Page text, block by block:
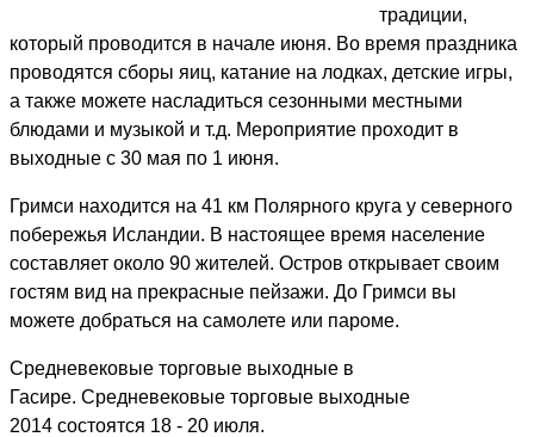
традиции,
который проводится в начале июня. Во время праздника
проводятся сборы яиц, катание на лодках, детские игры,
а также можете насладиться сезонными местными
блюдами и музыкой и т.д. Мероприятие проходит в
выходные с 30 мая по 1 июня.
Гримси находится на 41 км Полярного круга у северного
побережья Исландии. В настоящее время население
составляет около 90 жителей. Остров открывает своим
гостям вид на прекрасные пейзажи. До Гримси вы
можете добраться на самолете или пароме.
Средневековые торговые выходные в
Гасире. Средневековые торговые выходные
2014 состоятся 18 - 20 июля.